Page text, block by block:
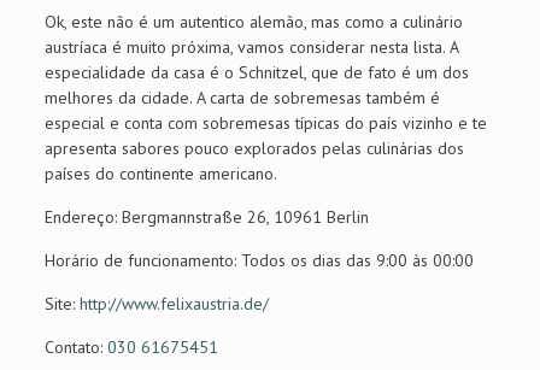
Ok, este não é um autentico alemão, mas como a culinário
austríaca é muito próxima, vamos considerar nesta lista. A
especialidade da casa é o Schnitzel, que de fato é um dos
melhores da cidade. A carta de sobremesas também é
especial e conta com sobremesas típicas do país vizinho e te
apresenta sabores pouco explorados pelas culinárias dos
países do continente americano.
Endereço: Bergmannstraße 26, 10961 Berlin
Horário de funcionamento: Todos os dias das 9:00 às 00:00
Site: http://www.felixaustria.de/
Contato: 030 61675451